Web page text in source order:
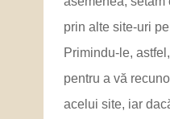
prin alte site-uri
Primindu-le,
pentru a vă
acelui site, iar